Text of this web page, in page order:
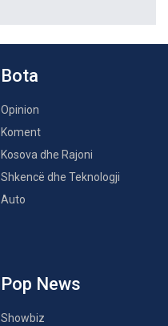
Bota
Opinion
Koment
Kosova dhe Rajoni
Shkencë dhe Teknologji
Auto
Pop News
Showbiz